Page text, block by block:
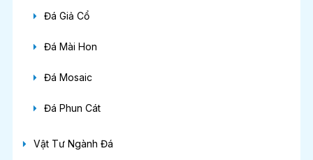
Đá Giả Cổ
Đá Mài Hon
Đá Mosaic
Đá Phun Cát
Vật Tư Ngành Đá